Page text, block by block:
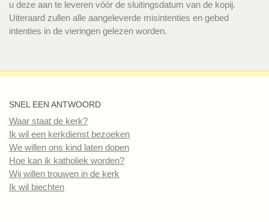
u deze aan te leveren vóór de sluitingsdatum van de kopij.
Uiteraard zullen alle aangeleverde misintenties en gebed
intenties in de vieringen gelezen worden.
SNEL EEN ANTWOORD
Waar staat de kerk?
Ik wil een kerkdienst bezoeken
We willen ons kind laten dopen
Hoe kan ik katholiek worden?
Wij willen trouwen in de kerk
Ik wil biechten